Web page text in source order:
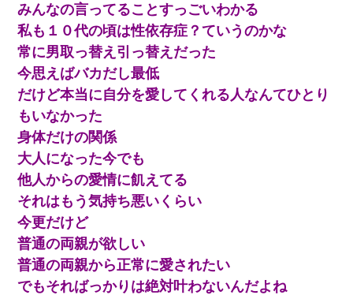
みんなの言ってることすっごいわかる
私も１０代の頃は性依存症？ていうのかな
常に男取っ替え引っ替えだった
今思えばバカだし最低
だけど本当に自分を愛してくれる人なんてひとり
もいなかった
身体だけの関係
大人になった今でも
他人からの愛情に飢えてる
それはもう気持ち悪いくらい
今更だけど
普通の両親が欲しい
普通の両親から正常に愛されたい
でもそればっかりは絶対叶わないんだよね